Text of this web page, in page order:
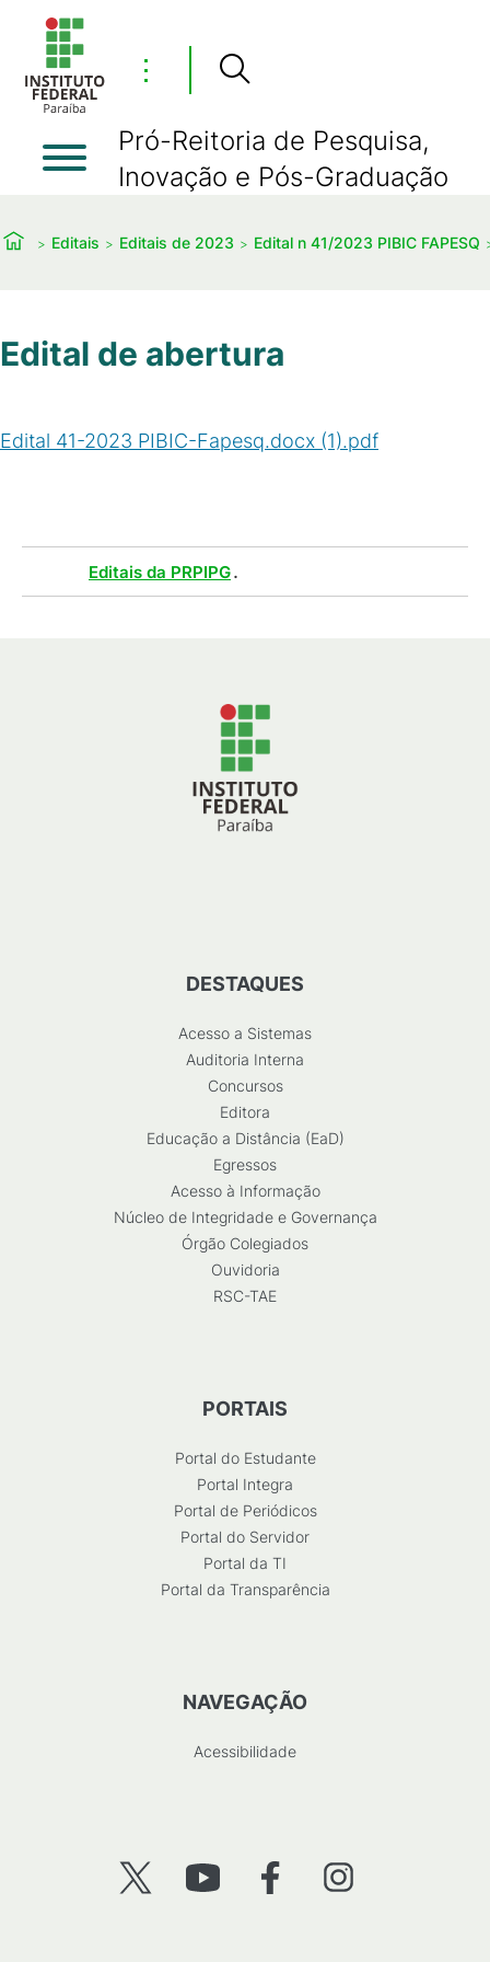
⋮
Pró-Reitoria de Pesquisa,
Inovação e Pós-Graduação
Editais Editais de 2023 Edital n 41/2023 PIBIC FAPESQ
Edital de abertura
Edital 41-2023 PIBIC-Fapesq.docx (1).pdf
Editais da PRPIPG.
DESTAQUES
Acesso a Sistemas
Auditoria Interna
Concursos
Editora
Educação a Distância (EaD)
Egressos
Acesso à Informação
Núcleo de Integridade e Governança
Órgão Colegiados
Ouvidoria
RSC-TAE
PORTAIS
Portal do Estudante
Portal Integra
Portal de Periódicos
Portal do Servidor
Portal da TI
Portal da Transparência
NAVEGAÇÃO
Acessibilidade